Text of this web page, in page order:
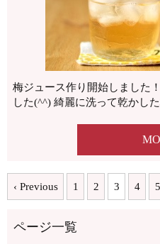
梅ジュース作り開始しました
した(^^) 綺麗に洗って乾かし
‹ Previous 1 2 3 4 5